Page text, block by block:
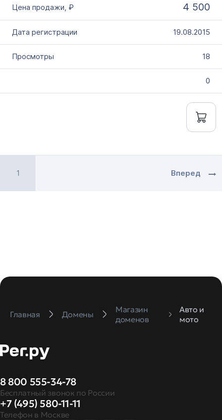
4 500
19.08.2015
18
0
1 Вперед
Главная Домены
Магазин
доменов
Авто и
мото
8 800 555-34-78
Бесплатный звонок по России
+7 (495) 580-11-11
Телефон в Москве